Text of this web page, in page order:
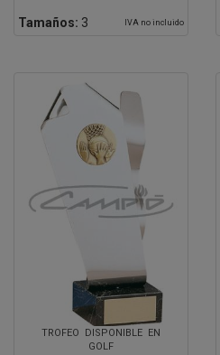
Tamaños: 3 IVA no incluido
TROFEO DISPONIBLE EN
GOLF